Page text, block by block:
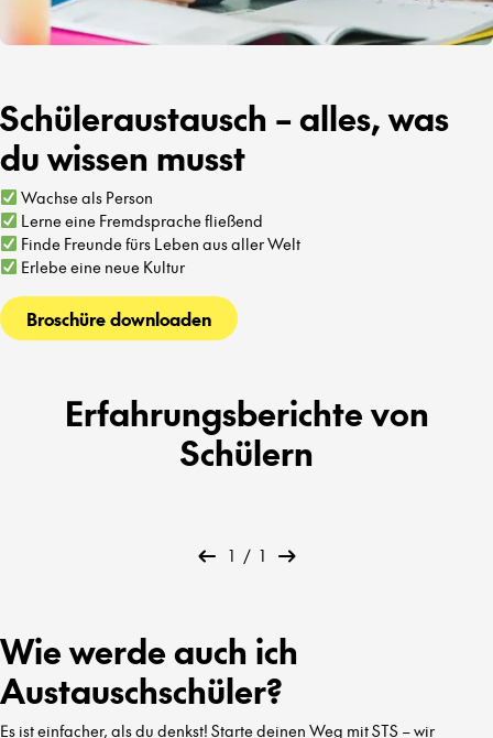
Schüleraustausch – alles, was
du wissen musst
Wachse als Person
Lerne eine Fremdsprache fließend
Finde Freunde fürs Leben aus aller Welt
Erlebe eine neue Kultur
Broschüre downloaden
Erfahrungsberichte von
Schülern
1 / 1
Wie werde auch ich
Austauschschüler?
Es ist einfacher, als du denkst! Starte deinen Weg mit STS – wir